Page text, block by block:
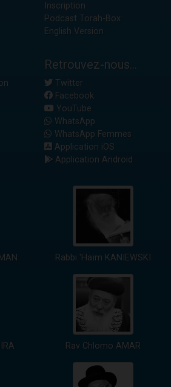
Inscription
Podcast Torah-Box
English Version
Retrouvez-nous...
Twitter
Facebook
YouTube
WhatsApp
WhatsApp Femmes
Application iOS
Application Android
Rabbi 'Haïm KANIEWSKI
Rav Chlomo AMAR